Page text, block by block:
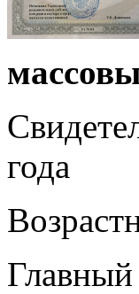
года
Главный